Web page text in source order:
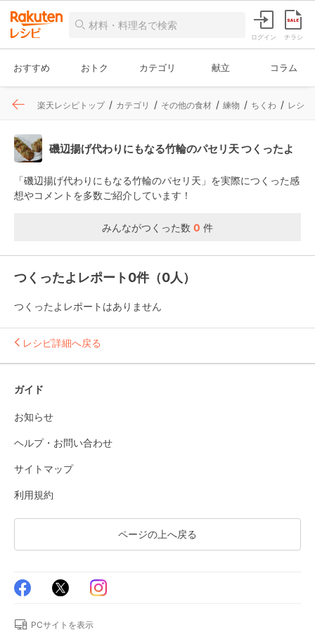
ログイン チラシ
おすすめ おトク カテゴリ 献立 コラム
楽天レシピトップ カテゴリ その他の食材 練物 ちくわ レシ
磯辺揚げ代わりにもなる竹輪のパセリ天 つくったよ
「磯辺揚げ代わりにもなる竹輪のパセリ天」を実際につくった感
想やコメントを多数ご紹介しています！
みんながつくった数 0 件
つくったよレポート0件（0人）
つくったよレポートはありません
レシピ詳細へ戻る
ガイド
お知らせ
ヘルプ・お問い合わせ
サイトマップ
利用規約
ページの上へ戻る
PCサイトを表示